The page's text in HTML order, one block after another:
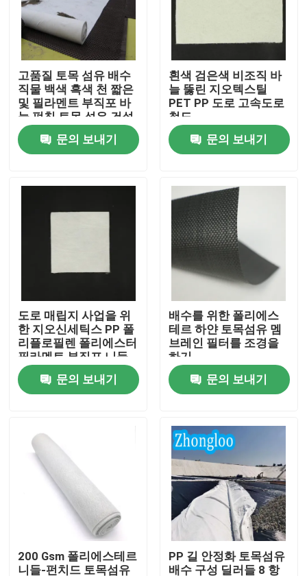
제품 소개
동영상
VR 쇼
회사 소개
공장 투어
품질 관리
연락처
토목섬유 지오그리드
고품질 토목 섬유 배수
직물 백색 흑색 천 짧은
및 필라멘트 부직포 바
늘 펀칭 토목 섬유 건설
용
문의 보내기
흰색 검은색 비조직 바
늘 뚫린 지오텍스틸
PET PP 도로 고속도로
철도
문의 보내기
도로 매립지 사업을 위
한 지오신세틱스 PP 폴
리플로필렌 폴리에스터
필라멘트 부직포 니들
펀칭 부직포 토목섬유
문의 보내기
배수를 위한 폴리에스
테르 하얀 토목섬유 멤
브레인 필터를 조경을
하기
문의 보내기
200 Gsm 폴리에스테르
니들-펀치드 토목섬유
PP 길 안정화 토목섬유
배수 구성 딜러들 8 항